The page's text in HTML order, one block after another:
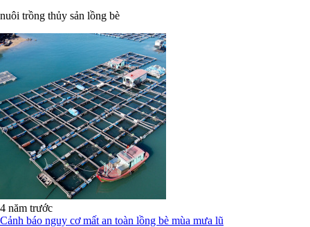
nuôi trồng thủy sản lồng bè
4 năm trước
Cảnh báo nguy cơ mất an toàn lồng bè mùa mưa lũ